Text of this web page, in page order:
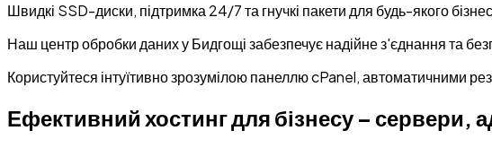
Швидкі SSD-диски, підтримка 24/7 та гнучкі пакети для будь-якого
Наш центр обробки даних у Бидгощі забезпечує надійне з'єднання та
Користуйтеся інтуїтивно зрозумілою панеллю cPanel, автоматичними
Ефективний хостинг для бізнесу – сервери,